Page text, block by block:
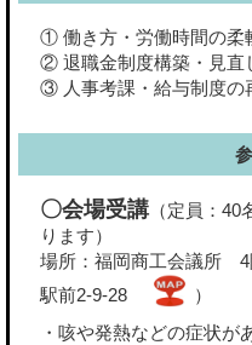
① 働き方・労働時間の柔
② 退職金制度構築・見直
③ 人事考課・給与制度の
〇会場受講 （定員：
ります）
場所：福岡商工会議所 4
駅前2-9-28
）
・咳や発熱などの症状が